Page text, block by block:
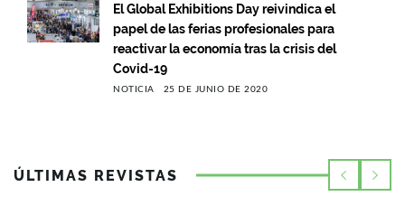
El Global Exhibitions Day reivindica el
papel de las ferias profesionales para
reactivar la economía tras la crisis del
Covid-19
NOTICIA 25 DE JUNIO DE 2020
ÚLTIMAS REVISTAS